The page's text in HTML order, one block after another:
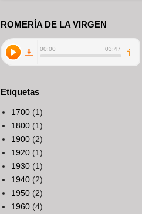
ROMERÍA DE LA VIRGEN
Etiquetas
1700 (1)
1800 (1)
1900 (2)
1920 (1)
1930 (1)
1940 (2)
1950 (2)
1960 (4)